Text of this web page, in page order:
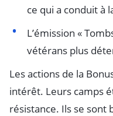
ce qui a conduit à
L’émission «
vétérans plus
Les actions de la
intérêt. Leurs camps
résistance. Ils se sont